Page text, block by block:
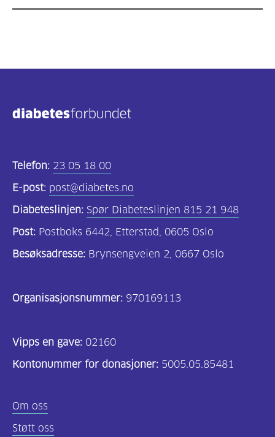
Telefon: 23 05 18 00
E-post: post@diabetes.no
Diabeteslinjen: Spør Diabeteslinjen 815 21 948
Post: Postboks 6442, Etterstad, 0605 Oslo
Besøksadresse: Brynsengveien 2, 0667 Oslo
Organisasjonsnummer: 970169113
Vipps en gave: 02160
Kontonummer for donasjoner: 5005.05.85481
Om oss
Støtt oss